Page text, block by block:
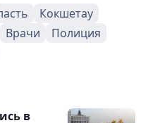
Кокшетау
Врачи
Полиция
в